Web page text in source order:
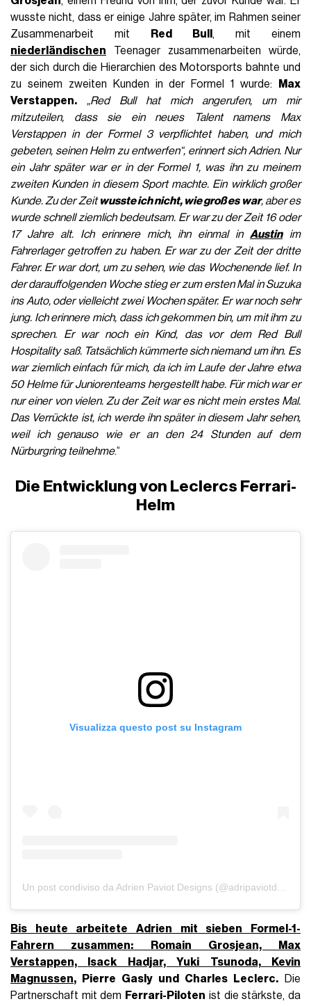
wusste nicht, dass er einige Jahre später, im Rahmen seiner
Zusammenarbeit mit
Red Bull , mit einem
niederländischen Teenager zusammenarbeiten würde,
der sich durch die Hierarchien des Motorsports bahnte und
zu seinem zweiten Kunden in der Formel 1 wurde:
Max
Verstappen.
„Red Bull hat mich angerufen, um mir
mitzuteilen, dass sie ein neues Talent namens Max
Verstappen in der Formel 3 verpflichtet haben, und mich
gebeten, seinen Helm zu entwerfen“, erinnert sich Adrien. Nur
ein Jahr später war er in der Formel 1, was ihn zu meinem
zweiten Kunden in diesem Sport machte. Ein wirklich großer
Kunde. Zu der Zeitwusste ich nicht, wie groß es war, aber es
wurde schnell ziemlich bedeutsam. Er war zu der Zeit 16 oder
17 Jahre alt. Ich erinnere mich, ihn einmal inAustinim
Fahrerlager getroffen zu haben. Er war zu der Zeit der dritte
Fahrer. Er war dort, um zu sehen, wie das Wochenende lief. In
der darauffolgenden Woche stieg er zum ersten Mal in Suzuka
ins Auto, oder vielleicht zwei Wochen später. Er war noch sehr
jung. Ich erinnere mich, dass ich gekommen bin, um mit ihm zu
sprechen. Er war noch ein Kind, das vor dem Red Bull
Hospitality saß. Tatsächlich kümmerte sich niemand um ihn. Es
war ziemlich einfach für mich, da ich im Laufe der Jahre etwa
50 Helme für Juniorenteams hergestellt habe. Für mich war er
nur einer von vielen. Zu der Zeit war es nicht mein erstes Mal.
Das Verrückte ist, ich werde ihn später in diesem Jahr sehen,
weil ich genauso wie er an den 24 Stunden auf dem
Nürburgring teilnehme.“
Die Entwicklung von Leclercs Ferrari-
Helm
Visualizza questo post su Instagram
Un post condiviso da Adrien Paviot Designs (@adripaviotdesigns)
Bis heute arbeitete Adrien mit sieben Formel-1-
Fahrern zusammen: Romain Grosjean, Max
Verstappen,
Isack Hadjar, Yuki Tsunoda, Kevin
Magnussen, Pierre Gasly und Charles Leclerc.Die
Partnerschaft mit dem Ferrari-Piloten ist die stärkste, da